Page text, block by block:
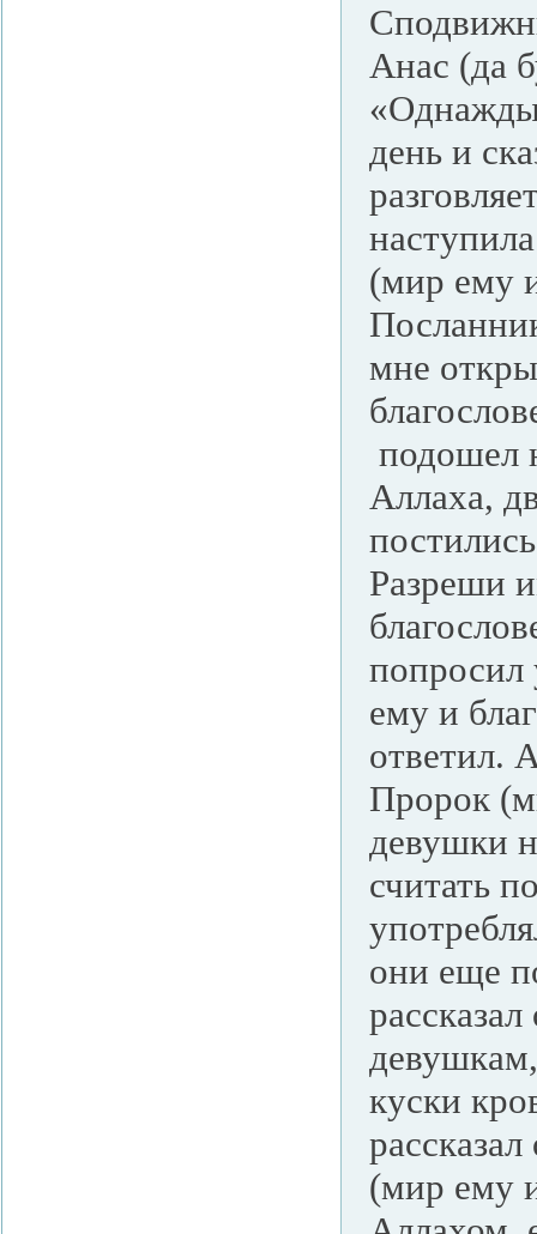
Анас (да
день и
(мир ему
мне
подошел
Аллаха,
Разреши
ему и
ответил.
Пророк
девушки
считать
они еще
куски
(мир ему